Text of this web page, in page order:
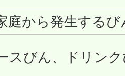
庭から発生するび
スびん、ドリン